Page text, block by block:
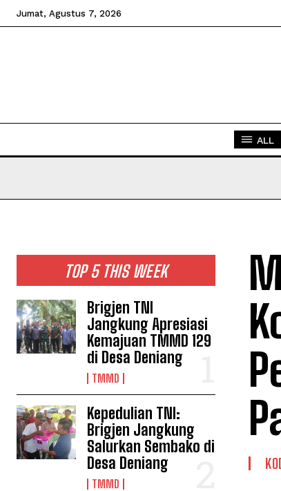
Jumat, Agustus 7, 2026
ALL
TOP 5 THIS WEEK
Brigjen TNI
Jangkung Apresiasi
Kemajuan TMMD 129
di Desa Deniang
TMMD
Kepedulian TNI:
Brigjen Jangkung
Salurkan Sembako di
Desa Deniang
TMMD